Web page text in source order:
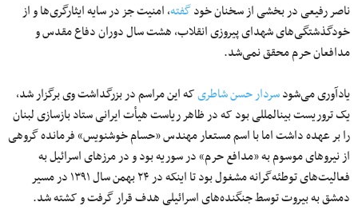
ناصر رفیعی در بخشی از سخنان خودگفته، امنیت جز در سایه ایثارگری‌ها و از
خودگذشتگی‌های شهدای پیروزی انقلاب، هشت سال دوران دفاع مقدس و
مدافعان حرم محقق نمی‌شد.
یادآوری می‌شودسردار حسن شاطریکه این مراسم در بزرگداشت وی برگزار شد،
یک تروریست بین‎المللی بود که در ظاهر ریاست هیأت ایرانی ستاد بازسازی لبنان
را بر عهده داشت اما با اسم مستعار مهندس «حسام خوشنویس» فرمانده گروهی
از نیروهای موسوم به «مدافع حرم» در سوریه بود و در مرزهای اسرائیل به
فعالیت‌های توطئه‌گرانه مشغول بود تا اینکه در ۲۴ بهمن سال ۱۳۹۱ در مسیر
دمشق به بیروت توسط جنگنده‌های اسرائیلی هدف قرار گرفت و کشته شد.